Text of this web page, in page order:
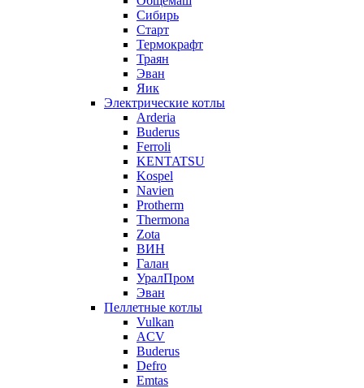
Сибирь
Старт
Термокрафт
Траян
Эван
Яик
Электрические котлы
Arderia
Buderus
Ferroli
KENTATSU
Kospel
Navien
Protherm
Thermona
Zota
ВИН
Галан
УралПром
Эван
Пеллетные котлы
Vulkan
ACV
Buderus
Defro
Emtas